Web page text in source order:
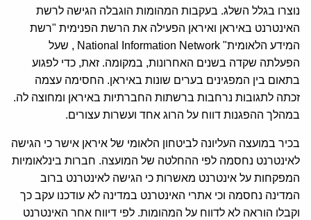
נוצרו בגלל השלג. בעקבות המהומות הוגבלה הגישה לרשת
האינטרנט באיראן ואיראן הפעילה את הרשת הפנימית "רשת
המידע הלאומית" National Information Network , שעל
הפעלתה שקדה בשנים האחרונות, במקומה. זאת, כדי לפגוע
בתאום בין המפגינים בערים שונות באיראן. החסימה עצמה
זכתה לתגובות נרחבות ברשתות החברתיות באיראן ומחוצה לה.
במהלך ההפגנות דווח על הרוג אחד ועשרות עצורים.
בכיר במועצה העליונה לביטחון הלאומי של איראן אישר כי הגישה
לאינטרנט נחסמה לפי ההחלטה של המועצה. חברות בינלאומיות
המפקחות על אינטרנט מאשרות כי הגישה לאינטרנט ברוב
המדינה נחסמה וכי אתרי האינטרנט במדינה לא עודכנו עקב כך
וקבלו הוראה לא לדווח על המהומות. לפי דיווח אחר האינטרנט